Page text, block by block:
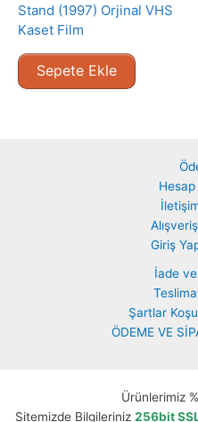
Stand (1997) Orjinal VHS
Kaset Film
Sepete Ekle
Hesap
Giriş
İade
Şartlar
ÖDEME VE
Ürünlerimiz
Sitemizde Bilgileriniz 256bit